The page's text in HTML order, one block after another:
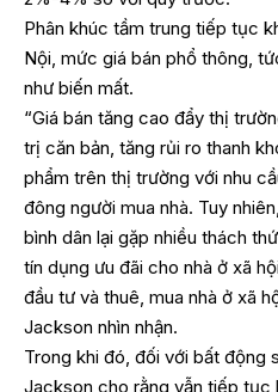
Phân khúc tầm trung tiếp tục
Nội, mức giá bán phổ thông,
như biến mất.
“Giá bán tăng cao đẩy thị
trị căn bản, tăng rủi ro thanh
phẩm trên thị trường với nhu
đông người mua nhà. Tuy
bình dân lại gặp nhiều thách
tín dụng ưu đãi cho nhà ở xã
đầu tư và thuê, mua nhà ở xã
Jackson nhìn nhận.
Trong khi đó, đối với bất động
Jackson cho rằng vẫn tiếp tục